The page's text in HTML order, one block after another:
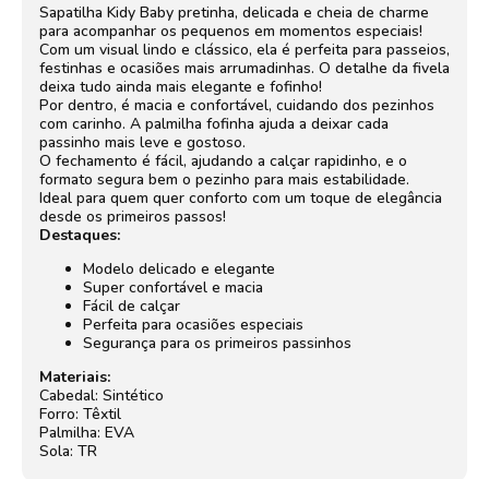
Sapatilha Kidy Baby pretinha, delicada e cheia de charme
para acompanhar os pequenos em momentos especiais!
Com um visual lindo e clássico, ela é perfeita para passeios,
festinhas e ocasiões mais arrumadinhas. O detalhe da fivela
deixa tudo ainda mais elegante e fofinho!
Por dentro, é macia e confortável, cuidando dos pezinhos
com carinho. A palmilha fofinha ajuda a deixar cada
passinho mais leve e gostoso.
O fechamento é fácil, ajudando a calçar rapidinho, e o
formato segura bem o pezinho para mais estabilidade.
Ideal para quem quer conforto com um toque de elegância
desde os primeiros passos!
Destaques:
Modelo delicado e elegante
Super confortável e macia
Fácil de calçar
Perfeita para ocasiões especiais
Segurança para os primeiros passinhos
Materiais:
Cabedal: Sintético
Forro: Têxtil
Palmilha: EVA
Sola: TR